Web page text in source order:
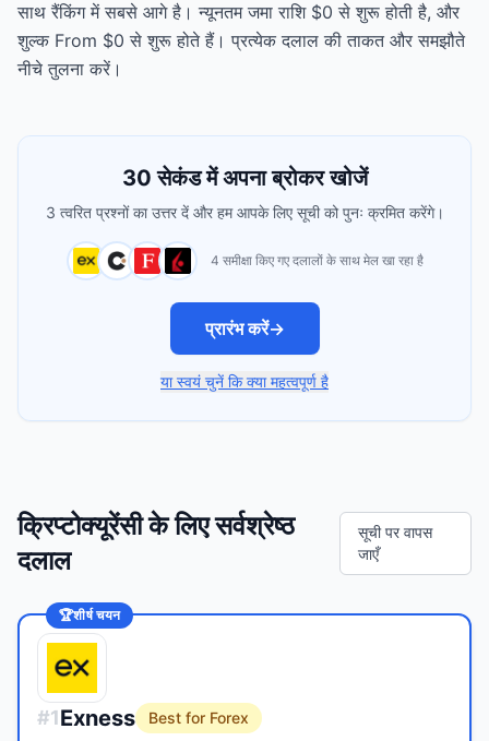
साथ रैंकिंग में सबसे आगे है। न्यूनतम जमा राशि $0 से शुरू होती है, और
शुल्क From $0 से शुरू होते हैं। प्रत्येक दलाल की ताकत और समझौते
नीचे तुलना करें।
30 सेकंड में अपना ब्रोकर खोजें
3 त्वरित प्रश्नों का उत्तर दें और हम आपके लिए सूची को पुनः क्रमित करेंगे।
4 समीक्षा किए गए दलालों के साथ मेल खा रहा है
प्रारंभ करें→
या स्वयं चुनें कि क्या महत्वपूर्ण है
क्रिप्टोक्यूरेंसी के लिए सर्वश्रेष्ठ
दलाल
सूची पर वापस
जाएँ
🏆शीर्ष चयन
#1Exness
Best for Forex